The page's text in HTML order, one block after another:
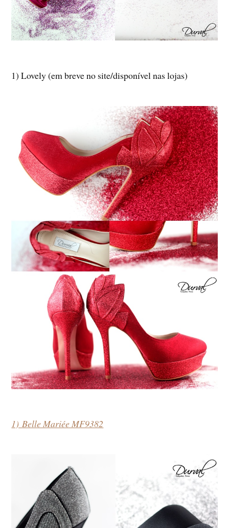
1) Lovely (em breve no site/disponível nas lojas)
1)Belle Mariée MF9382